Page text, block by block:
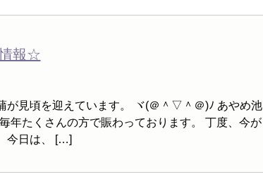
報☆
が見頃を迎えています。 ヾ(＠＾▽＾＠)ﾉ あやめ池
年たくさんの方で賑わっております。 丁度、今が
今日は、 […]